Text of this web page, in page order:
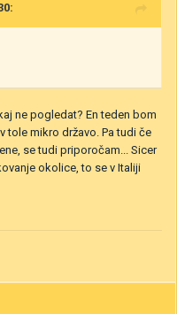
ne pogledat? En teden bom
tole mikro državo. Pa tudi če
se tudi priporočam... Sicer
okolice, to se v Italiji